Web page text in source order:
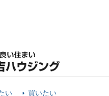
い 買いたい